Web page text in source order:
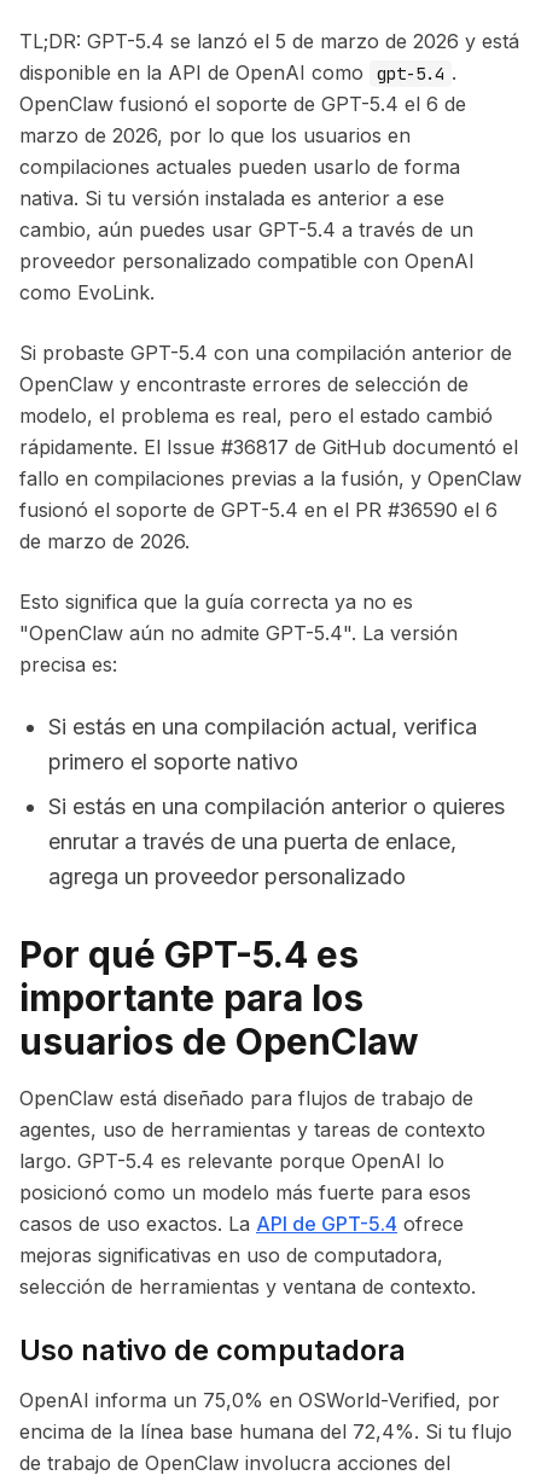
TL;DR: GPT-5.4 se lanzó el 5 de marzo de 2026 y está
disponible en la API de OpenAI como
gpt-5.4 .
OpenClaw fusionó el soporte de GPT-5.4 el 6 de
marzo de 2026, por lo que los usuarios en
compilaciones actuales pueden usarlo de forma
nativa. Si tu versión instalada es anterior a ese
cambio, aún puedes usar GPT-5.4 a través de un
proveedor personalizado compatible con OpenAI
como EvoLink.
Si probaste GPT-5.4 con una compilación anterior de
OpenClaw y encontraste errores de selección de
modelo, el problema es real, pero el estado cambió
rápidamente. El Issue #36817 de GitHub documentó el
fallo en compilaciones previas a la fusión, y OpenClaw
fusionó el soporte de GPT-5.4 en el PR #36590 el 6
de marzo de 2026.
Esto significa que la guía correcta ya no es
"OpenClaw aún no admite GPT-5.4". La versión
precisa es:
Si estás en una compilación actual, verifica
primero el soporte nativo
Si estás en una compilación anterior o quieres
enrutar a través de una puerta de enlace,
agrega un proveedor personalizado
Por qué GPT-5.4 es
importante para los
usuarios de OpenClaw
OpenClaw está diseñado para flujos de trabajo de
agentes, uso de herramientas y tareas de contexto
largo. GPT-5.4 es relevante porque OpenAI lo
posicionó como un modelo más fuerte para esos
casos de uso exactos. La API de GPT-5.4 ofrece
mejoras significativas en uso de computadora,
selección de herramientas y ventana de contexto.
Uso nativo de computadora
OpenAI informa un 75,0% en OSWorld-Verified, por
encima de la línea base humana del 72,4%. Si tu flujo
de trabajo de OpenClaw involucra acciones del